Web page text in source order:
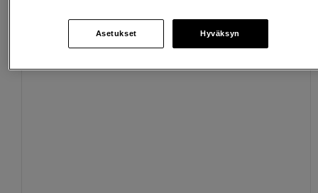
Asetukset Hyväksyn